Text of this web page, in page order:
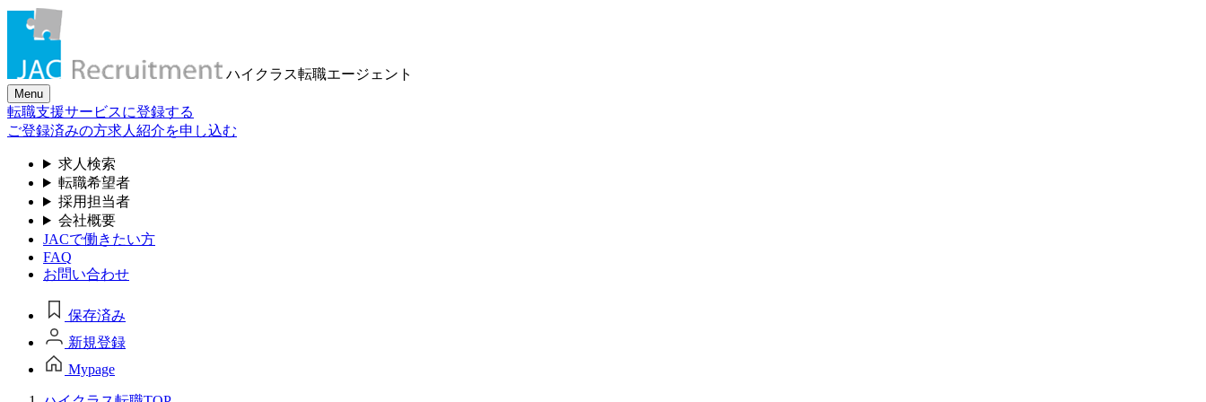
ハイクラス転職エージェント
Menu
転職支援サービスに登録する
ご登録済みの方求人紹介を申し込む
求人検索
転職希望者
採用担当者
会社概要
JACで働きたい方
FAQ
お問い合わせ
保存済み
新規登録
Mypage